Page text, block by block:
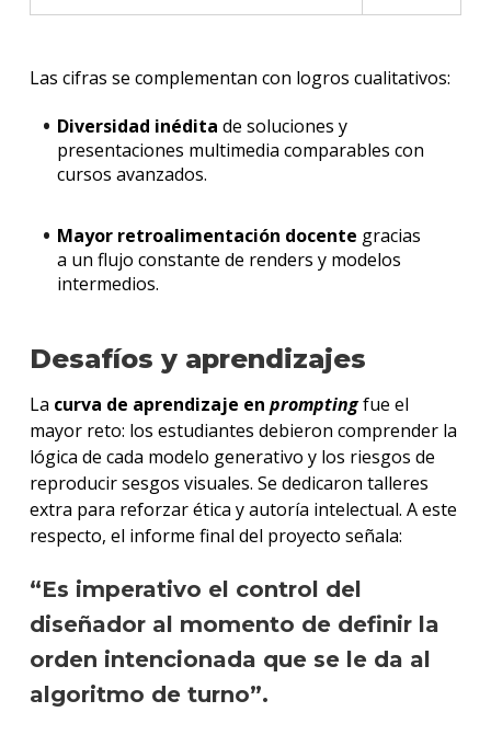
Las cifras se complementan con logros cualitativos:
Diversidad inédita de soluciones y
presentaciones multimedia comparables con
cursos avanzados.
Mayor retroalimentación docente gracias
a un flujo constante de renders y modelos
intermedios.
Desafíos y aprendizajes
La curva de aprendizaje en promptingfue el
mayor reto: los estudiantes debieron comprender la
lógica de cada modelo generativo y los riesgos de
reproducir sesgos visuales. Se dedicaron talleres
extra para reforzar ética y autoría intelectual. A este
respecto, el informe final del proyecto señala:
“Es imperativo el control del
diseñador al momento de definir la
orden intencionada que se le da al
algoritmo de turno”.